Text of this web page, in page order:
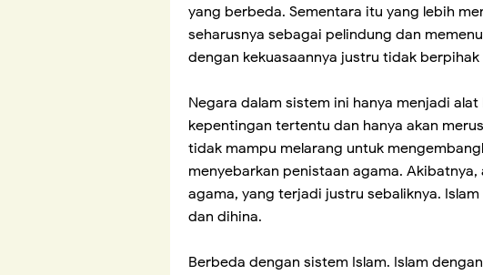
yang berbeda. Sementara itu yang lebih
seharusnya sebagai pelindung dan
dengan kekuasaannya justru tidak
Negara dalam sistem ini hanya menjadi
kepentingan tertentu dan hanya akan
tidak mampu melarang untuk
menyebarkan penistaan agama.
agama, yang terjadi justru sebaliknya.
dan dihina.
Berbeda dengan sistem Islam. Islam